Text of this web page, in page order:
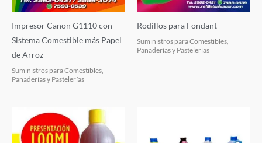
Impresor Canon G1110 con
Sistema Comestible más Papel
de Arroz
Suministros para Comestibles,
Panaderías y Pastelerías
Rodillos para Fondant
Suministros para Comestibles,
Panaderías y Pastelerías